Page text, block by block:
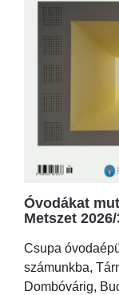
Óvodákat
Metszet
Csupa
számunkba,
Dombóvárig,